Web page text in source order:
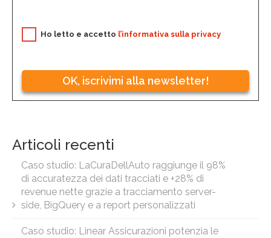
Ho letto e accetto l’informativa sulla privacy
OK, iscrivimi alla newsletter!
Articoli recenti
Caso studio: LaCuraDellAuto raggiunge il 98%
di accuratezza dei dati tracciati e +28% di
revenue nette grazie a tracciamento server-
side, BigQuery e a report personalizzati
Caso studio: Linear Assicurazioni potenzia le